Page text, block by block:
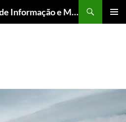
ER Consultoria Gestão de Informação e Memória Institucional